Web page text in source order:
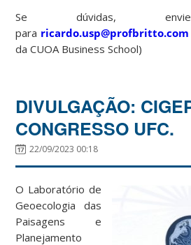
Se dúvidas,
para ricardo.usp@profbritto.com
da CUOA Business School)
DIVULGAÇÃO:
CONGRESSO UFC.
22/09/2023 00:18
O Laboratório de
Geoecologia das
Paisagens e
Planejamento